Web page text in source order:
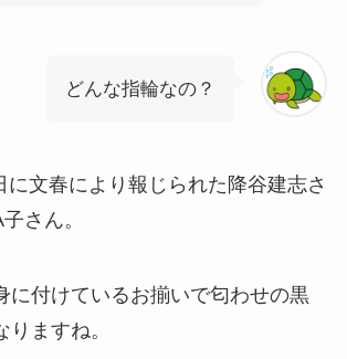
どんな指輪なの？
に文春により報じられた降谷建志さ
さん。
に付けているお揃いで匂わせの黒
ますね。